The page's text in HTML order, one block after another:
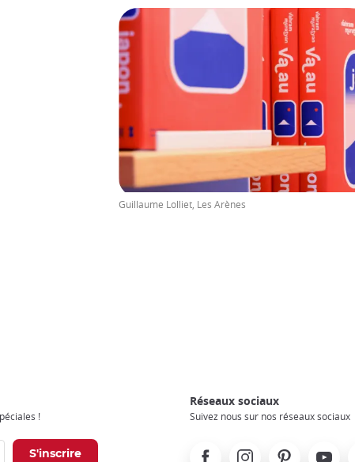
Guillaume Lolliet, Les Arènes
!
Réseaux sociaux
Suivez nous sur nos réseaux sociaux
FacebookInstagramPinterest Youtube